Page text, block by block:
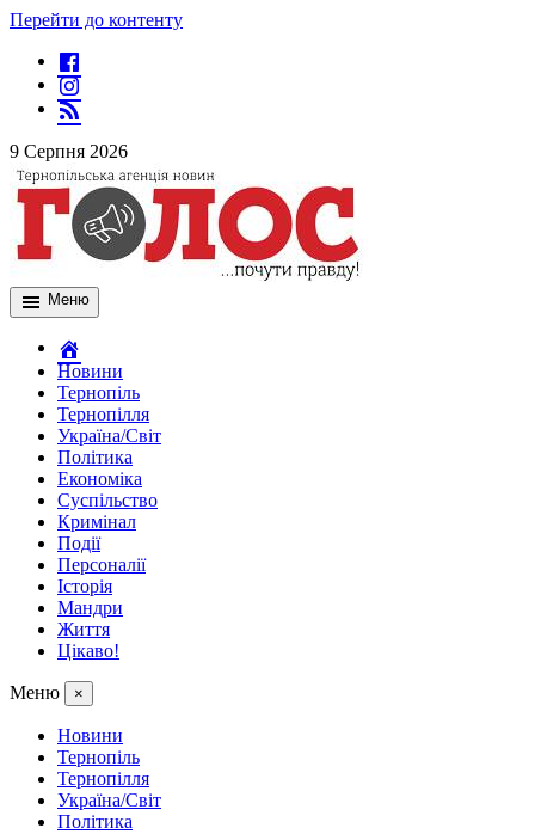
Перейти до контенту
9 Серпня 2026
Меню
Новини
Тернопіль
Тернопілля
Україна/Світ
Політика
Економіка
Суспільство
Кримінал
Події
Персоналії
Історія
Мандри
Життя
Цікаво!
Меню ×
Новини
Тернопіль
Тернопілля
Україна/Світ
Політика